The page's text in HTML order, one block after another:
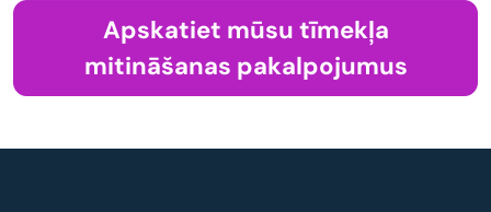
Apskatiet mūsu tīmekļa
mitināšanas pakalpojumus